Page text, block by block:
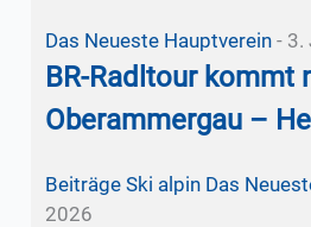
Das Neueste Hauptverein- 3.
BR-Radltour kommt
Oberammergau –
Beiträge Ski alpin Das
2026